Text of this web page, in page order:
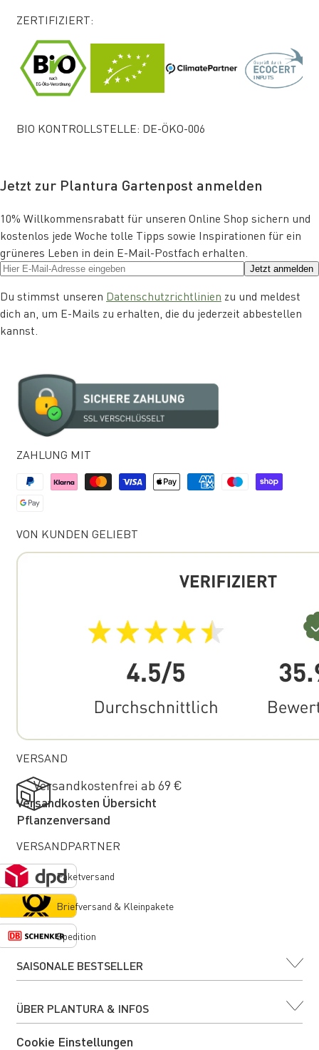
ZERTIFIZIERT:
BIO KONTROLLSTELLE: DE-ÖKO-006
Jetzt zur Plantura Gartenpost anmelden
10% Willkommensrabatt für unseren Online Shop sichern und
kostenlos jede Woche tolle Tipps sowie Inspirationen für ein
grüneres Leben in dein E-Mail-Postfach erhalten.
Jetzt anmelden
Du stimmst unseren Datenschutzrichtlinien zu und meldest
dich an, um E-Mails zu erhalten, die du jederzeit abbestellen
kannst.
SAISONALE BESTSELLER
ÜBER PLANTURA & INFOS
Cookie Einstellungen
VERSAND
Versandkostenfrei ab 69 €
Versandkosten Übersicht
Pflanzenversand
VERSANDPARTNER
Paketversand
Briefversand & Kleinpakete
Spedition
ZAHLUNG MIT
VON KUNDEN GELIEBT